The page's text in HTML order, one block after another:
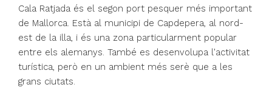
Cala Ratjada és el segon port pesquer més important
de Mallorca. Està al municipi de Capdepera, al nord-
est de la illa, i és una zona particularment popular
entre els alemanys. També es desenvolupa l'activitat
turística, però en un ambient més serè que a les
grans ciutats.